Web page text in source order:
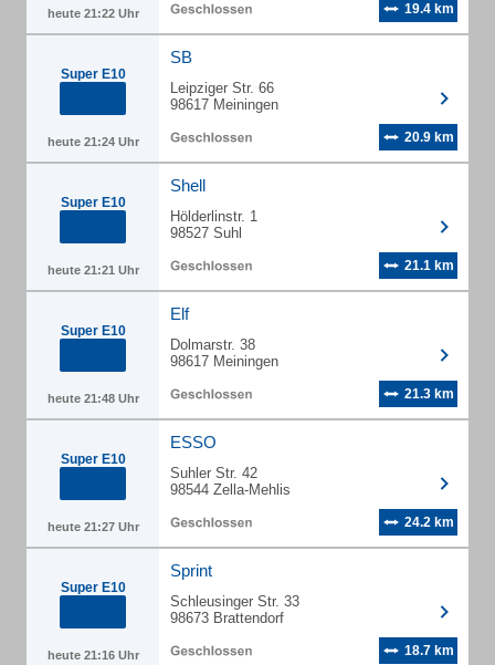
heute 21:22 Uhr 19.4 km
Super E10
heute 21:24 Uhr
SB
Leipziger Str. 66
98617 Meiningen
20.9 km
Super E10
heute 21:21 Uhr
Shell
Hölderlinstr. 1
98527 Suhl
21.1 km
Super E10
heute 21:48 Uhr
Elf
Dolmarstr. 38
98617 Meiningen
21.3 km
Super E10
heute 21:27 Uhr
ESSO
Suhler Str. 42
98544 Zella-Mehlis
24.2 km
Super E10
heute 21:16 Uhr
Sprint
Schleusinger Str. 33
98673 Brattendorf
18.7 km